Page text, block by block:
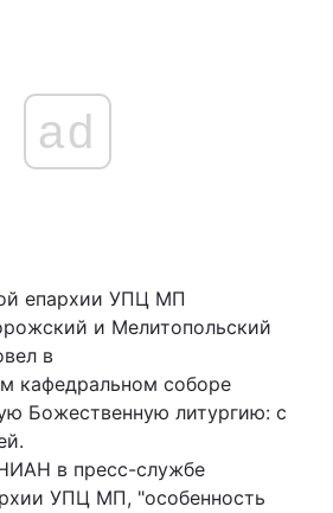
ad
епархии УПЦ МП
и Мелитопольский
в
кафедральном соборе
Божественную литургию: с
в пресс-службе
УПЦ МП, "особенность